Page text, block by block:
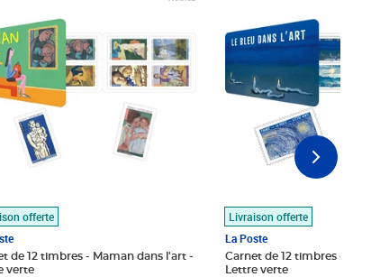
offerte
de 12 timbres - Maman dans l'art -
verte
Livraison offerte
La Poste
Carnet de 12 timbres - Le
Lettre verte